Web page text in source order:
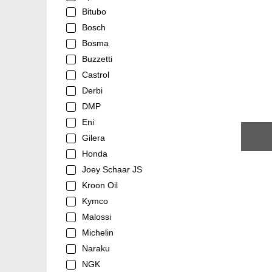
Bitubo
Bosch
Bosma
Buzzetti
Castrol
Derbi
DMP
Eni
Gilera
Honda
Joey Schaar JS
Kroon Oil
Kymco
Malossi
Michelin
Naraku
NGK